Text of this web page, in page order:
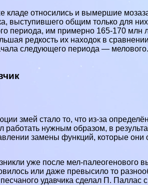
кладе относились и вымершие
выступившего общим только для
периода, им примерно 165-170 млн
редкость их находок в
следующего периода — мелового.
змей стало то, что из-за
работать нужным образом, в
замены функций, которые они
уже после мел-палеогенового
или даже превысило то
удавчика сделал П. Паллас